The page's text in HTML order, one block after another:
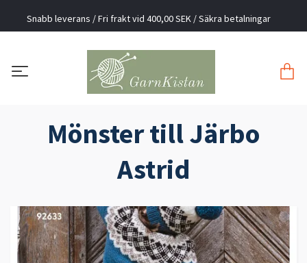
Snabb leverans / Fri frakt vid 400,00 SEK / Säkra betalningar
Mönster till Järbo
Astrid